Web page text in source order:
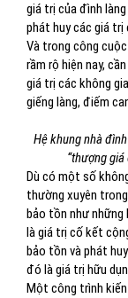
giá trị của đình
phát huy các giá trị
Và trong công
rầm rộ hiện nay,
giá trị các không
giếng làng, điếm
Hệ khung nhà
“thượng
Dù có một số
thường xuyên
bảo tồn như những
là giá trị cố kết
bảo tồn và phát
đó là giá trị hữu
Một công trình